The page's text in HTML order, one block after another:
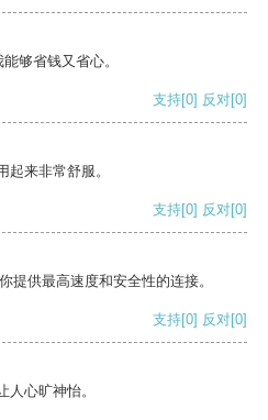
够省钱又省心。
支持[0] 反对[0]
来非常舒服。
支持[0] 反对[0]
提供最高速度和安全性的连接。
支持[0] 反对[0]
心旷神怡。